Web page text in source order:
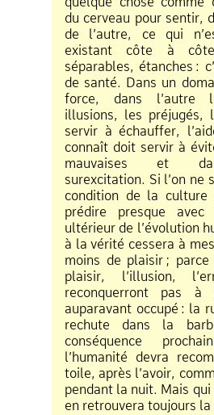
du cerveau pour sentir,
de l’autre, ce qui
existant côte à
séparables, étanches :
de santé. Dans un
force, dans l’autre
illusions, les préjugés,
servir à échauffer,
connaît doit servir à
mauvaises et
surexcitation. Si l’on
condition de la culture
prédire presque
ultérieur de l’évolution
à la vérité cessera à
moins de plaisir ;
plaisir, l’illusion,
reconquerront pas
auparavant occupé : la
rechute dans la
conséquence
l’humanité devra
toile, après l’avoir,
pendant la nuit. Mais
en retrouvera toujours la